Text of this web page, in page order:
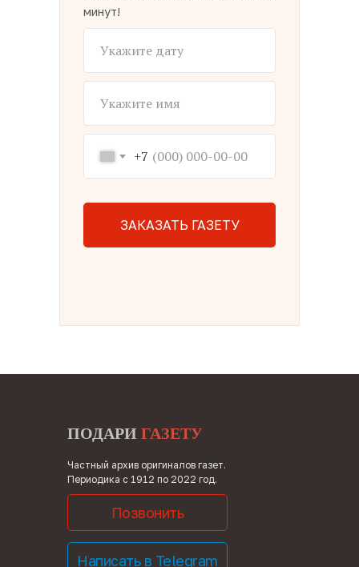
минут!
+7
ЗАКАЗАТЬ ГАЗЕТУ
Частный архив оригиналов газет.
Периодика с 1912 по 2022 год.
ПОДАРИГАЗЕТУ
Позвонить
Написать в Telegram